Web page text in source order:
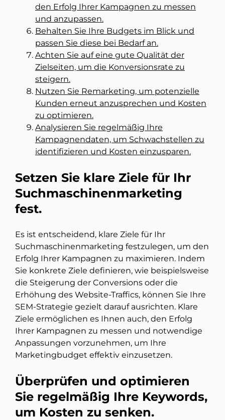
den Erfolg Ihrer Kampagnen zu messen
und anzupassen.
Behalten Sie Ihre Budgets im Blick und
passen Sie diese bei Bedarf an.
Achten Sie auf eine gute Qualität der
Zielseiten, um die Konversionsrate zu
steigern.
Nutzen Sie Remarketing, um potenzielle
Kunden erneut anzusprechen und Kosten
zu optimieren.
Analysieren Sie regelmäßig Ihre
Kampagnendaten, um Schwachstellen zu
identifizieren und Kosten einzusparen.
Setzen Sie klare Ziele für Ihr
Suchmaschinenmarketing
fest.
Es ist entscheidend, klare Ziele für Ihr
Suchmaschinenmarketing festzulegen, um den
Erfolg Ihrer Kampagnen zu maximieren. Indem
Sie konkrete Ziele definieren, wie beispielsweise
die Steigerung der Conversions oder die
Erhöhung des Website-Traffics, können Sie Ihre
SEM-Strategie gezielt darauf ausrichten. Klare
Ziele ermöglichen es Ihnen auch, den Erfolg
Ihrer Kampagnen zu messen und notwendige
Anpassungen vorzunehmen, um Ihre
Marketingbudget effektiv einzusetzen.
Überprüfen und optimieren
Sie regelmäßig Ihre Keywords,
um Kosten zu senken.